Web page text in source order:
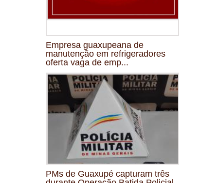
Empresa guaxupeana de
manutenção em refrigeradores
oferta vaga de emp...
PMs de Guaxupé capturam três